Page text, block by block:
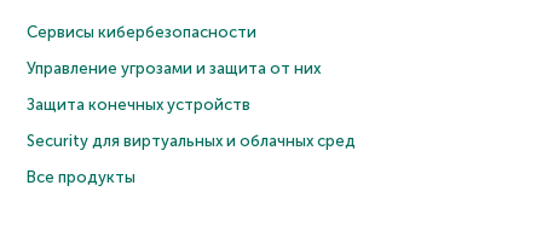
Сервисы кибербезопасности
Управление угрозами и защита от них
Защита конечных устройств
Security для виртуальных и облачных сред
Все продукты